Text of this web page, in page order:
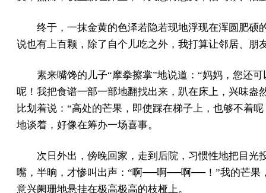
终于，一抹金黄的色泽若隐若现地浮现在浑圆肥硕
说也有上百颗，除了自个儿吃之外，我打算让邻居、朋
素来嘴馋的儿子“摩拳擦掌”地说道：“妈妈，您还
呢！我把食谱一部一部地翻找出来，趴在床上，兴味
比划着说：“高处的芒果，即使踩在梯子上，也够不着
地谈着，好像在筹办一场喜事。
次日外出，傍晚回家，走到后院，习惯性地把目
嘴，半晌，才惨叫出声：“啊──啊──啊──！”我的芒果
意兴阑珊地悬挂在极高极高的枝桠上。